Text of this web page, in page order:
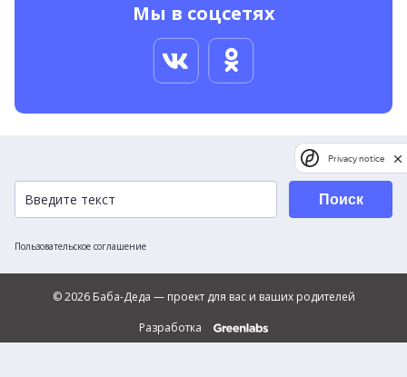
Мы в соцсетях
Пользовательское соглашение
Поиск
© 2026 Баба-Деда — проект для вас и ваших родителей
Разработка
Privacy notice